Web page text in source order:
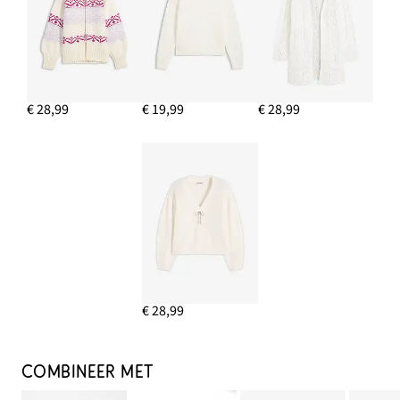
€ 28,99 € 19,99 € 28,99
€ 28,99
COMBINEER MET